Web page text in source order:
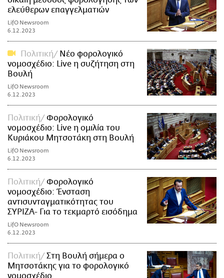
ελεύθερων επαγγελματιών
LifO Newsroom
6.12.2023
Πολιτική
Νέο φορολογικό
νομοσχέδιο: Live η συζήτηση στη
Βουλή
LifO Newsroom
6.12.2023
Πολιτική
Φορολογικό
νομοσχέδιο: Live η ομιλία του
Κυριάκου Μητσοτάκη στη Βουλή
LifO Newsroom
6.12.2023
Πολιτική
Φορολογικό
νομοσχέδιο: Ένσταση
αντισυνταγματικότητας του
ΣΥΡΙΖΑ- Για το τεκμαρτό εισόδημα
LifO Newsroom
6.12.2023
Πολιτική
Στη Βουλή σήμερα ο
Μητσοτάκης για το φορολογικό
νομοσχέδιο